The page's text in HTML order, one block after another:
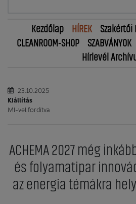
Kezdőlap HÍREK Szakértői
CLEANROOM-SHOP
SZABVÁNYOK
Hírlevél
23.10.2025
Kiállítás
MI-vel fordítva
ACHEMA 2027 még
és folyamatipar
az energia témákra